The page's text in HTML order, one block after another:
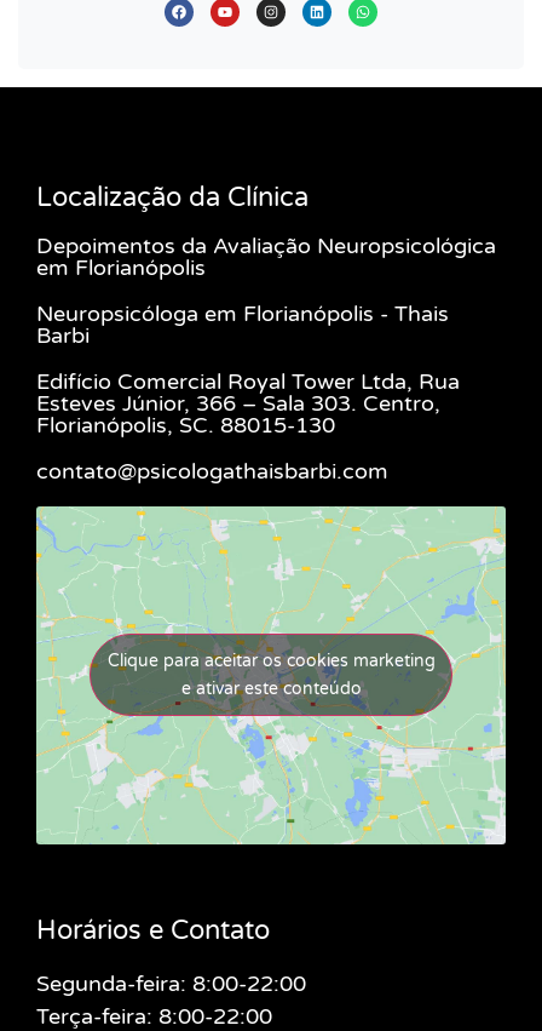
Localização da Clínica
Depoimentos da Avaliação Neuropsicológica
em Florianópolis
Neuropsicóloga em Florianópolis - Thais
Barbi
Edifício Comercial Royal Tower Ltda, Rua
Esteves Júnior, 366 – Sala 303. Centro,
Florianópolis, SC. 88015-130
contato@psicologathaisbarbi.com
Clique para aceitar os cookies marketing
e ativar este conteúdo
Horários e Contato
Segunda-feira: 8:00-22:00
Terça-feira: 8:00-22:00